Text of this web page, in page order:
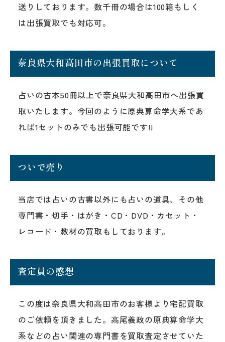
送りしております。数千冊の場合は100箱もしく
は出張買取でも対応可。
奈良県大和高田市の出張買取について
占いの古本50冊以上で奈良県大和高田市へ出張買
取いたします。今回のように原典算命学大系であ
れば1セットのみでも出張可能です!!
ついで売り
当店では占いの古書以外にも占いの道具、その他
専門書・切手・はがき・CD・DVD・カセット・
レコード・教材の買取もしております。
査定員の感想
この度は奈良県大和高田市のお客様より宅配買取
のご依頼を頂きました。高尾義政の原典算命学大
系などの占い関連の専門書を買取査定させていた